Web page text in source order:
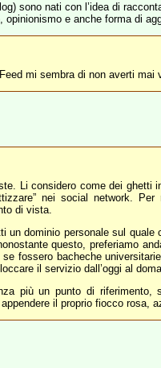
sono nati con l’idea di
e anche forma di
mi sembra di non averti
Li considero come dei ghetti
nei social network.
di vista.
un dominio personale sul
questo, preferiamo
fossero bacheche
il servizio dall’oggi al
più un punto di
il proprio fiocco rosa,